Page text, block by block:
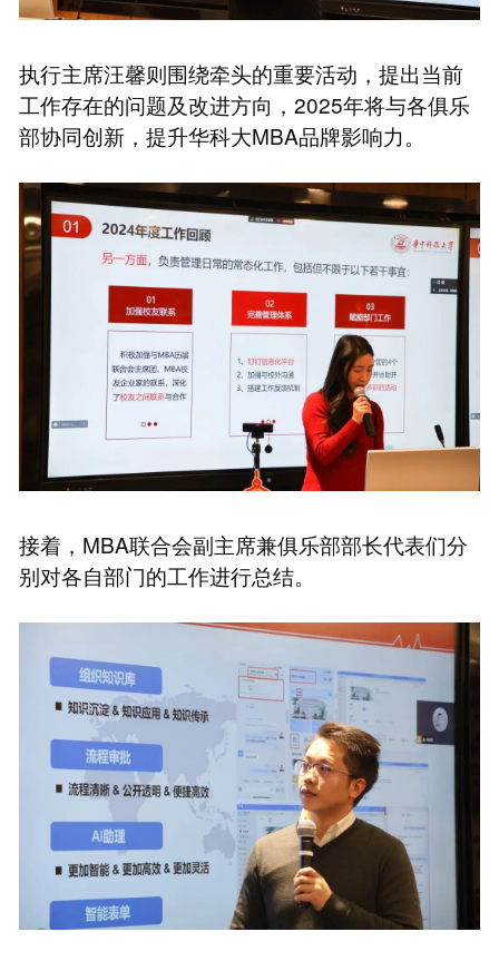
执行主席汪馨则围绕牵头的重要活动，提出当前
工作存在的问题及改进方向，2025年将与各俱乐
部协同创新，提升华科大MBA品牌影响力。
接着，MBA联合会副主席兼俱乐部部长代表们分
别对各自部门的工作进行总结。